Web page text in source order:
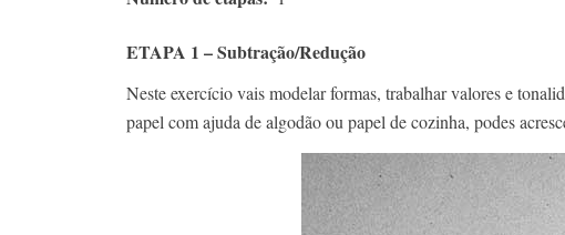
ETAPA 1 – Subtração/Redução
Neste exercício vais modelar formas, trabalhar valores e
papel com ajuda de algodão ou papel de cozinha, podes